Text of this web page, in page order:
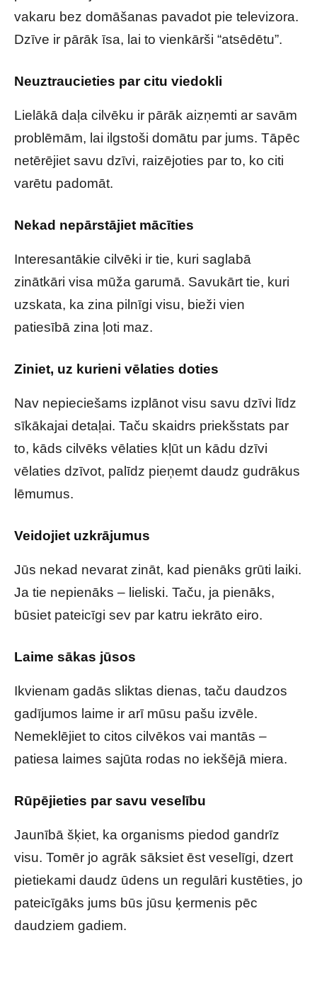
vakaru bez domāšanas pavadot pie televizora.
Dzīve ir pārāk īsa, lai to vienkārši “atsēdētu”.
Neuztraucieties par citu viedokli
Lielākā daļa cilvēku ir pārāk aizņemti ar savām
problēmām, lai ilgstoši domātu par jums. Tāpēc
netērējiet savu dzīvi, raizējoties par to, ko citi
varētu padomāt.
Nekad nepārstājiet mācīties
Interesantākie cilvēki ir tie, kuri saglabā
zinātkāri visa mūža garumā. Savukārt tie, kuri
uzskata, ka zina pilnīgi visu, bieži vien
patiesībā zina ļoti maz.
Ziniet, uz kurieni vēlaties doties
Nav nepieciešams izplānot visu savu dzīvi līdz
sīkākajai detaļai. Taču skaidrs priekšstats par
to, kāds cilvēks vēlaties kļūt un kādu dzīvi
vēlaties dzīvot, palīdz pieņemt daudz gudrākus
lēmumus.
Veidojiet uzkrājumus
Jūs nekad nevarat zināt, kad pienāks grūti laiki.
Ja tie nepienāks – lieliski. Taču, ja pienāks,
būsiet pateicīgi sev par katru iekrāto eiro.
Laime sākas jūsos
Ikvienam gadās sliktas dienas, taču daudzos
gadījumos laime ir arī mūsu pašu izvēle.
Nemeklējiet to citos cilvēkos vai mantās –
patiesa laimes sajūta rodas no iekšējā miera.
Rūpējieties par savu veselību
Jaunībā šķiet, ka organisms piedod gandrīz
visu. Tomēr jo agrāk sāksiet ēst veselīgi, dzert
pietiekami daudz ūdens un regulāri kustēties, jo
pateicīgāks jums būs jūsu ķermenis pēc
daudziem gadiem.